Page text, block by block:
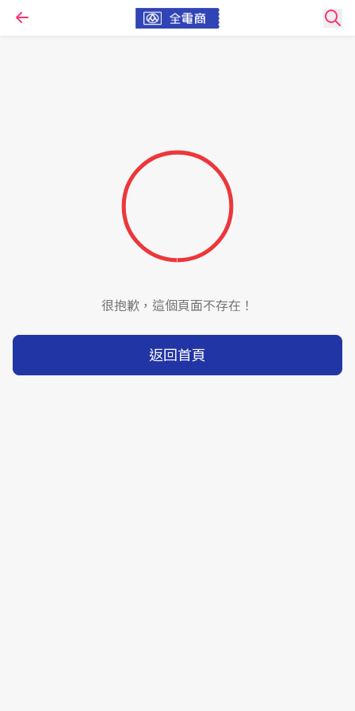
很抱歉，這個頁面不存在！
返回首頁